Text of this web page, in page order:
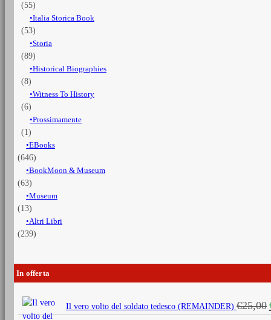
(55)
Italia Storica Book
(53)
Storia
(89)
Historical Biographies
(8)
Witness To History
(6)
Prossimamente
(1)
EBooks
(646)
BookMoon & Museum
(63)
Museum
(13)
Altri Libri
(239)
In offerta
Il vero volto del soldato tedesco (REMAINDER) €25,00